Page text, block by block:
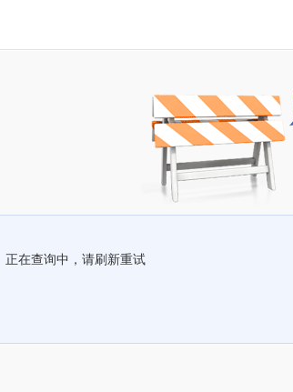
正在查询中，请刷新重试